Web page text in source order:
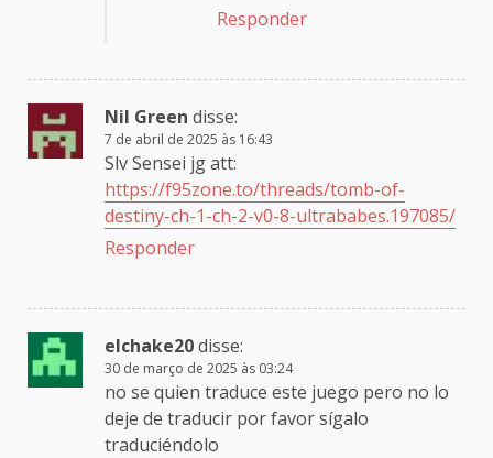
Responder
Nil Green disse:
7 de abril de 2025 às 16:43
Slv Sensei jg att:
https://f95zone.to/threads/tomb-of-
destiny-ch-1-ch-2-v0-8-ultrababes.197085/
Responder
elchake20disse:
30 de março de 2025 às 03:24
no se quien traduce este juego pero no lo
deje de traducir por favor sígalo
traduciéndolo